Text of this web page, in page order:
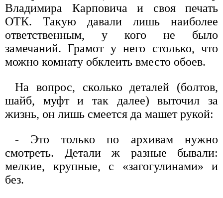
Владимира Карповича и своя печать
ОТК. Такую давали лишь наиболее
ответственным, у кого не было
замечаний. Грамот у него столько, что
можно комнату обклеить вместо обоев.
На вопрос, сколько деталей (болтов,
шайб, муфт и так далее) выточил за
жизнь, он лишь смеется да машет рукой:
- Это только по архивам нужно
смотреть. Детали ж разные бывали:
мелкие, крупные, с «загогулинами» и
без.